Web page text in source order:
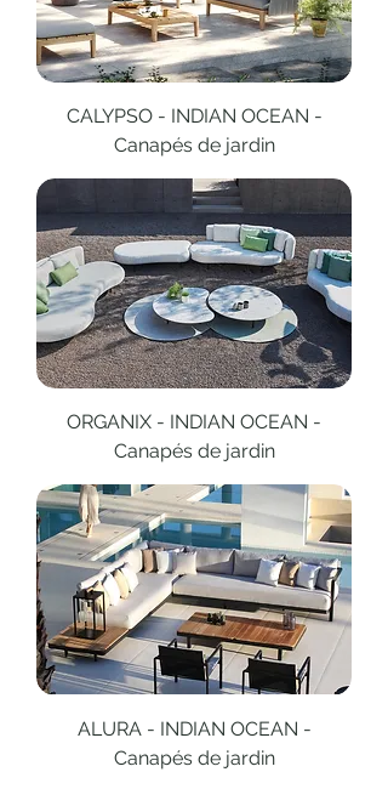
CALYPSO - INDIAN OCEAN -
Canapés de jardin
ORGANIX - INDIAN OCEAN -
Canapés de jardin
ALURA - INDIAN OCEAN -
Canapés de jardin